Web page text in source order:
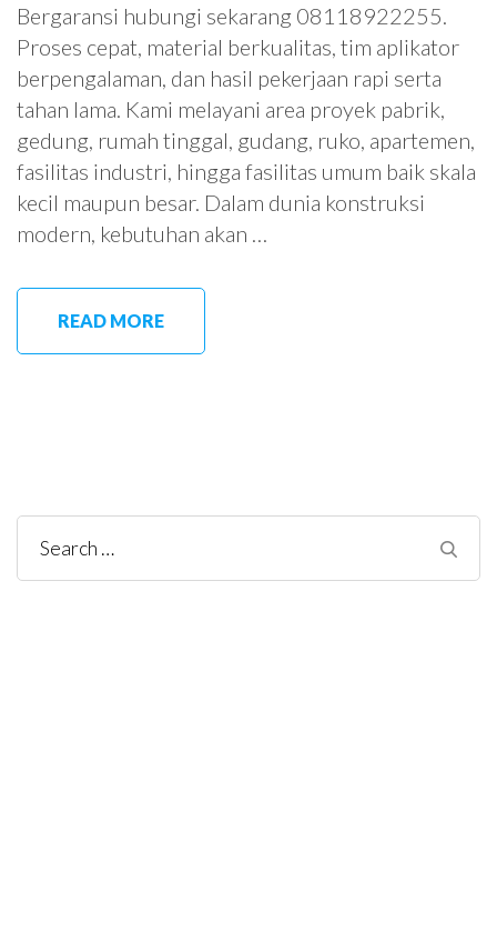
Bergaransi hubungi sekarang 08118922255.
Proses cepat, material berkualitas, tim aplikator
berpengalaman, dan hasil pekerjaan rapi serta
tahan lama. Kami melayani area proyek pabrik,
gedung, rumah tinggal, gudang, ruko, apartemen,
fasilitas industri, hingga fasilitas umum baik skala
kecil maupun besar. Dalam dunia konstruksi
modern, kebutuhan akan …
READ MORE
Search
for: